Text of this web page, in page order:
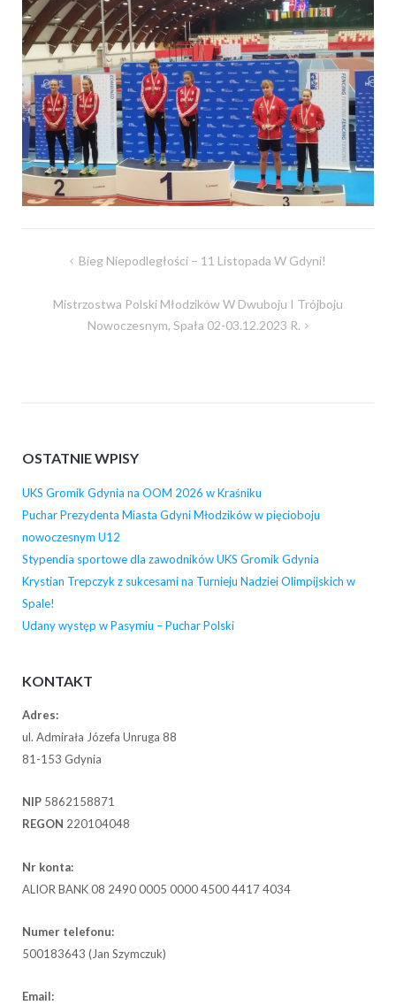
NawigacjaBieg Niepodległości – 11 Listopada W Gdyni!
Mistrzostwa Polski Młodzików W Dwuboju I Trójboju
Nowoczesnym, Spała 02-03.12.2023 R.
OSTATNIE WPISY
UKS Gromik Gdynia na OOM 2026 w Kraśniku
Puchar Prezydenta Miasta Gdyni Młodzików w pięcioboju
nowoczesnym U12
Stypendia sportowe dla zawodników UKS Gromik Gdynia
Krystian Trepczyk z sukcesami na Turnieju Nadziei Olimpijskich w
Spale!
Udany występ w Pasymiu – Puchar Polski
KONTAKT
Adres:
ul. Admirała Józefa Unruga 88
81-153 Gdynia
NIP 5862158871
REGON 220104048
Nr konta:
ALIOR BANK 08 2490 0005 0000 4500 4417 4034
Numer telefonu:
500183643 (Jan Szymczuk)
Email: